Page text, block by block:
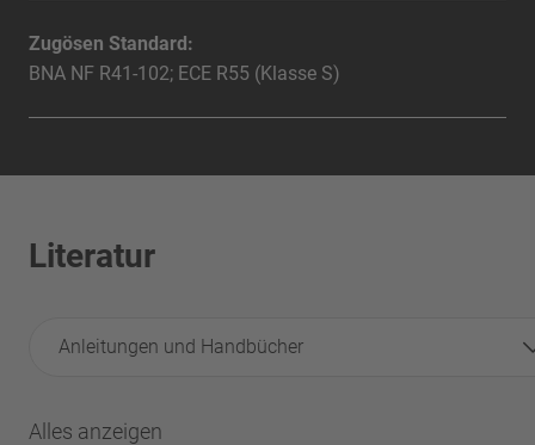
Zugösen Standard:
BNA NF R41-102; ECE R55 (Klasse S)
Literatur
Anleitungen und Handbücher
Alles anzeigen